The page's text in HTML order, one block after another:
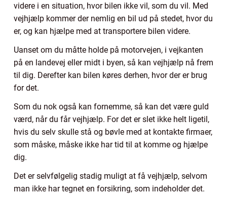
videre i en situation, hvor bilen ikke vil, som du vil. Med
vejhjælp kommer der nemlig en bil ud på stedet, hvor du
er, og kan hjælpe med at transportere bilen videre.
Uanset om du måtte holde på motorvejen, i vejkanten
på en landevej eller midt i byen, så kan vejhjælp nå frem
til dig. Derefter kan bilen køres derhen, hvor der er brug
for det.
Som du nok også kan fornemme, så kan det være guld
værd, når du får vejhjælp. For det er slet ikke helt ligetil,
hvis du selv skulle stå og bøvle med at kontakte firmaer,
som måske, måske ikke har tid til at komme og hjælpe
dig.
Det er selvfølgelig stadig muligt at få vejhjælp, selvom
man ikke har tegnet en forsikring, som indeholder det.